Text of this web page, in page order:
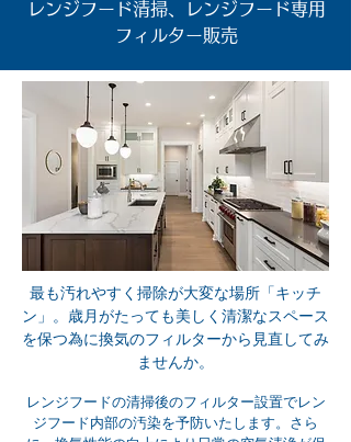
レンジフード清掃、レンジフード専用
フィルター販売
最も汚れやすく掃除が大変な場所「キッチ
ン」。歳月がたっても美しく清潔なスペース
を保つ為に換気のフィルターから見直してみ
ませんか。
レンジフードの清掃後のフィルター設置でレン
ジフード内部の汚染を予防いたします。さら